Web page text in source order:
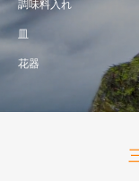
調味料入れ
皿
花器